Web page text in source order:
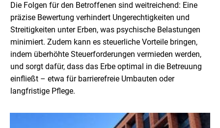
Die Folgen für den Betroffenen sind weitreichend: Eine
präzise Bewertung verhindert Ungerechtigkeiten und
Streitigkeiten unter Erben, was psychische Belastungen
minimiert. Zudem kann es steuerliche Vorteile bringen,
indem überhöhte Steuerforderungen vermieden werden,
und sorgt dafür, dass das Erbe optimal in die Betreuung
einfließt – etwa für barrierefreie Umbauten oder
langfristige Pflege.